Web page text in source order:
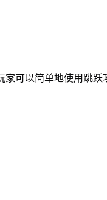
家可以简单地使用跳跃